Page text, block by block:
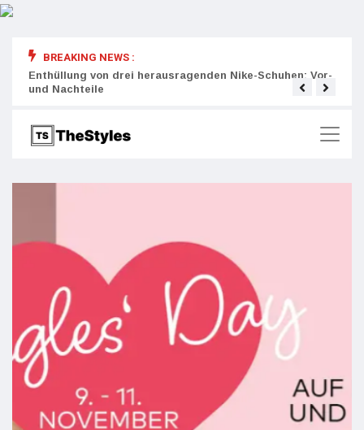
BREAKING NEWS :
Enthüllung von drei herausragenden Nike-Schuhen: Vor-
und Nachteile